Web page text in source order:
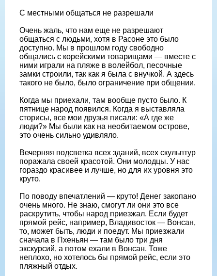
С местными общаться не разрешали
Очень жаль, что нам еще не разрешают
общаться с людьми, хотя в Расоне это было
доступно. Мы в прошлом году свободно
общались с корейскими товарищами — вместе с
ними играли на пляже в волейбол, песочные
замки строили, так как я была с внучкой. А здесь
такого не было, было ограничение при общении.
Когда мы приехали, там вообще пусто было. К
пятнице народ появился. Когда я выставляла
сторисы, все мои друзья писали: «А где же
люди?» Мы были как на необитаемом острове,
это очень сильно удивляло.
Вечерняя подсветка всех зданий, всех скульптур
поражала своей красотой. Они молодцы. У нас
гораздо красивее и лучше, но для их уровня это
круто.
По поводу впечатлений — круто! Денег закопано
очень много. Не знаю, смогут ли они это все
раскрутить, чтобы народ приезжал. Если будет
прямой рейс, например, Владивосток — Вонсан,
то, может быть, люди и поедут. Мы приезжали
сначала в Пхеньян — там было три дня
экскурсий, а потом ехали в Вонсан. Тоже
неплохо, но хотелось бы прямой рейс, если это
пляжный отдых.